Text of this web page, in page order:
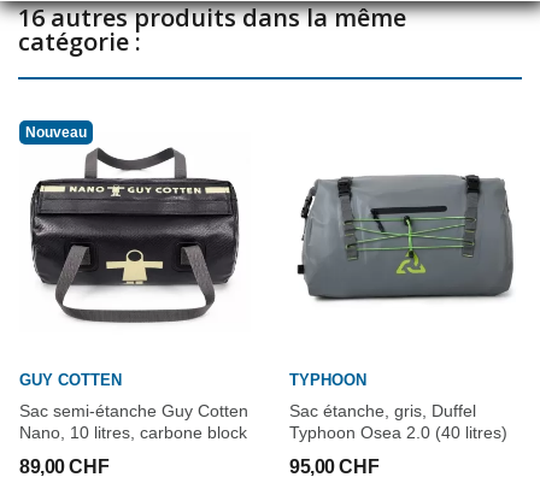
16 autres produits dans la même
catégorie :
Nouveau
GUY COTTEN
Sac semi-étanche Guy Cotten
Nano, 10 litres, carbone block
89,00 CHF
TYPHOON
Sac étanche, gris, Duffel
Typhoon Osea 2.0 (40 litres)
95,00 CHF